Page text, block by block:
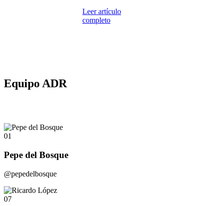
Leer artículo
completo
Equipo ADR
01
Pepe del Bosque
@pepedelbosque
07